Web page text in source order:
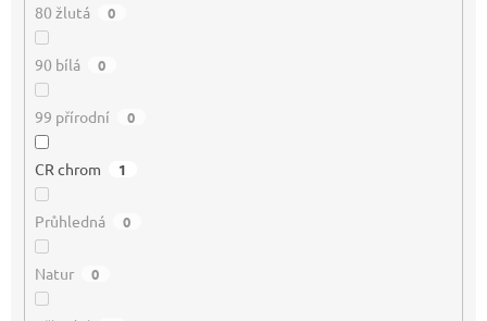
80 žlutá 0
90 bílá 0
99 přírodní 0
CR chrom 1
Průhledná 0
Natur 0